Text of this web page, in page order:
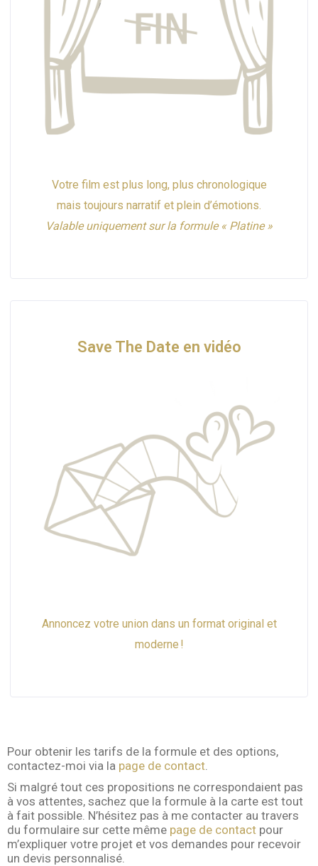
Votre film est plus long, plus chronologique
mais toujours narratif et plein d’émotions.
Valable uniquement sur la formule « Platine »
Save The Date en vidéo
Annoncez votre union dans un format original et
moderne !
Pour obtenir les tarifs de la formule et des options,
contactez-moi via la page de contact.
Si malgré tout ces propositions ne correspondaient pas
à vos attentes, sachez que la formule à la carte est tout
à fait possible. N’hésitez pas à me contacter au travers
du formulaire sur cette même page de contact pour
m’expliquer votre projet et vos demandes pour recevoir
un devis personnalisé.